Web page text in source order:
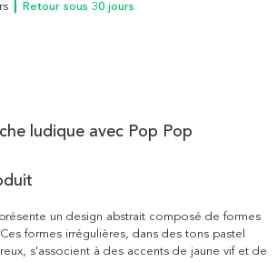
┃ Retour sous 30 jours
ludique avec Pop Pop
un design abstrait composé de formes
formes irrégulières, dans des tons pastel
s'associent à des accents de jaune vif et de